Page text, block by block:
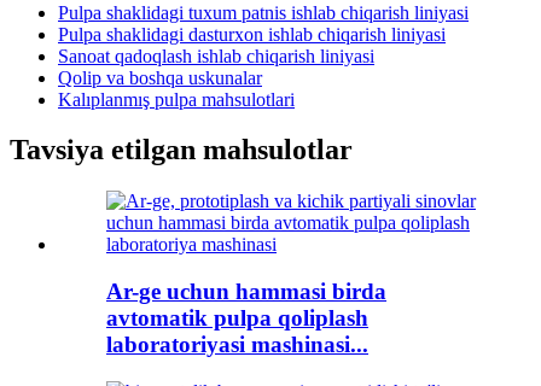
Pulpa shaklidagi tuxum patnis ishlab chiqarish liniyasi
Pulpa shaklidagi dasturxon ishlab chiqarish liniyasi
Sanoat qadoqlash ishlab chiqarish liniyasi
Qolip va boshqa uskunalar
Kalıplanmış pulpa mahsulotlari
Tavsiya etilgan mahsulotlar
Ar-ge uchun hammasi birda
avtomatik pulpa qoliplash
laboratoriyasi mashinasi...